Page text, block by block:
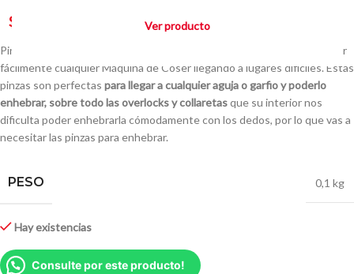
Ver producto
$
Pinza de Overlock y Collareta para enhebrado Reforzada para enhebrar
fácilmente cualquier Máquina de Coser llegando a lugares difíciles. Estas
pinzas son perfectas para llegar a cualquier aguja o garfio y poderlo
enhebrar, sobre todo las overlocks y collaretasque su interior nos
dificulta poder enhebrarla cómodamente con los dedos, por lo que vas a
necesitar las pinzas para enhebrar.
PESO 0,1 kg
Hay existencias
Consulte por este producto!